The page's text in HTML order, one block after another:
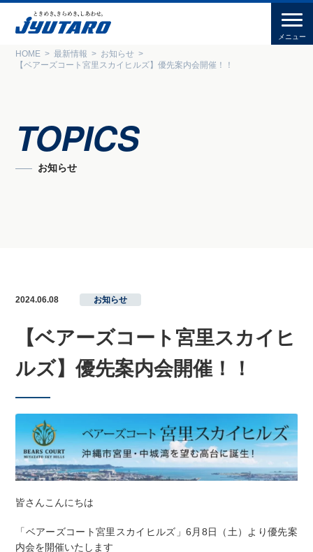
HOME 最新情報
お知らせ
【ベアーズコート宮里スカイヒルズ】優先案内会開催！！
TOPICS
お知らせ
2024.06.08 お知らせ
【ベアーズコート宮里スカイヒ
ルズ】優先案内会開催！！
皆さんこんにちは
「ベアーズコート宮里スカイヒルズ」6月8日（土）より優先案
内会を開催いたします